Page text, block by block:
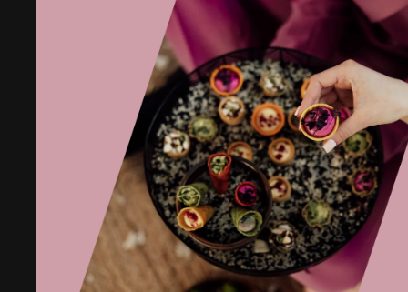
saulėje
džiovintais
pomidorais
kepintais
anakardžiais